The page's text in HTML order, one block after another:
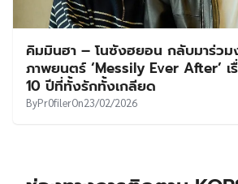
คิมมินฮา – โนซังฮยอน กลับมาร่วม
ภาพยนตร์ ‘Messily Ever After’ เ
10 ปีที่ทั้งรักทั้งเกลียด
ByPr0filerOn23/02/2026